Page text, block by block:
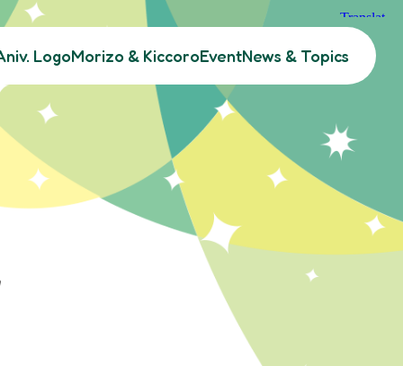
LogoMorizo & KiccoroEventNews & Topics